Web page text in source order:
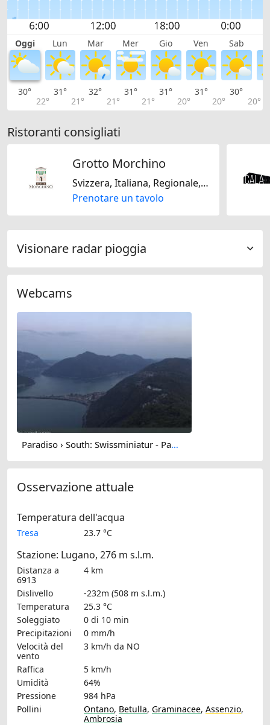
Oggi Lun Mar Mer Gio Ven Sab
30°
22°
31°
21°
32°
21°
31°
21°
31°
20°
31°
20°
30°
20°
Ristoranti consigliati
Grotto Morchino
Svizzera, Italiana, Regionale, Stagionale
Prenotare un tavolo
Visionare radar pioggia
Webcams
Paradiso › South: Swissminiatur - Parco San Grato
Osservazione attuale
Temperatura dell'acqua
Tresa 23.7 °C
Stazione: Lugano, 276 m s.l.m.
Distanza a
6913
4 km
Dislivello
-232m (508 m s.l.m.)
Temperatura
25.3 °C
Soleggiato
0 di 10 min
Precipitazioni
0 mm/h
Velocità del
vento
3 km/h da NO
Raffica
5 km/h
Umidità
64%
Pressione
984 hPa
Pollini
Ontano, Betulla, Graminacee, Assenzio,
Ambrosia